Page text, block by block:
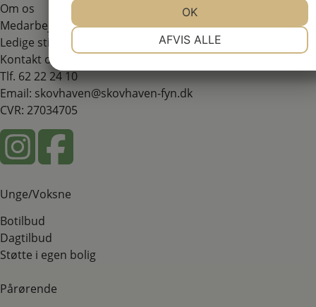
Om os
Medarbejdere
Ledige stillinger
Kontakt os
Tlf. 62 22 24 10
Email: skovhaven@skovhaven-fyn.dk
CVR: 27034705
Unge/Voksne
Botilbud
Dagtilbud
Støtte i egen bolig
Pårørende
AFVIS ALLE
OK